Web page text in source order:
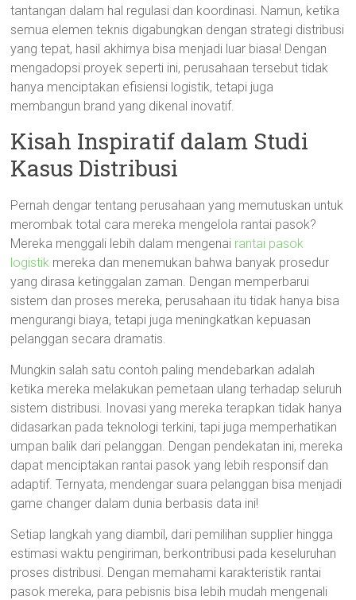
tantangan dalam hal regulasi dan koordinasi. Namun, ketika
semua elemen teknis digabungkan dengan strategi distribusi
yang tepat, hasil akhirnya bisa menjadi luar biasa! Dengan
mengadopsi proyek seperti ini, perusahaan tersebut tidak
hanya menciptakan efisiensi logistik, tetapi juga
membangun brand yang dikenal inovatif.
Kisah Inspiratif dalam Studi
Kasus Distribusi
Pernah dengar tentang perusahaan yang memutuskan untuk
merombak total cara mereka mengelola rantai pasok?
Mereka menggali lebih dalam mengenai rantai pasok
logistik mereka dan menemukan bahwa banyak prosedur
yang dirasa ketinggalan zaman. Dengan memperbarui
sistem dan proses mereka, perusahaan itu tidak hanya bisa
mengurangi biaya, tetapi juga meningkatkan kepuasan
pelanggan secara dramatis.
Mungkin salah satu contoh paling mendebarkan adalah
ketika mereka melakukan pemetaan ulang terhadap seluruh
sistem distribusi. Inovasi yang mereka terapkan tidak hanya
didasarkan pada teknologi terkini, tapi juga memperhatikan
umpan balik dari pelanggan. Dengan pendekatan ini, mereka
dapat menciptakan rantai pasok yang lebih responsif dan
adaptif. Ternyata, mendengar suara pelanggan bisa menjadi
game changer dalam dunia berbasis data ini!
Setiap langkah yang diambil, dari pemilihan supplier hingga
estimasi waktu pengiriman, berkontribusi pada keseluruhan
proses distribusi. Dengan memahami karakteristik rantai
pasok mereka, para pebisnis bisa lebih mudah mengenali